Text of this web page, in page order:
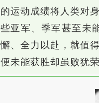
的运动成绩将人类对
些亚军、季军甚至未
懈、全力以赴，就值
便未能获胜却虽败犹荣